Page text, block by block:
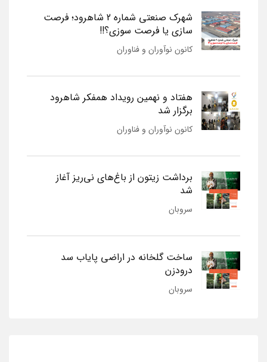
شهرک صنعتی شماره 2 شاهرود؛ فرصت
سازی یا فرصت سوزی؟!!
کانون نوآوران و فناوران
هفتاد و نهمین رویداد همفکر شاهرود
برگزار شد
کانون نوآوران و فناوران
برداشت زیتون از باغ‌های نی‌ریز آغاز
شد
سروبان
ساخت گلخانه در اراضی پایاب سد
درودزن
سروبان